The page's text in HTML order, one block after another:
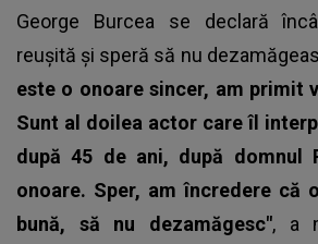
George Burcea se declară
reușită și speră să nu
este o onoare sincer, am primit
Sunt al doilea actor care îl
după 45 de ani, după domnul
onoare. Sper, am încredere că
bună, să nu dezamăgesc", a